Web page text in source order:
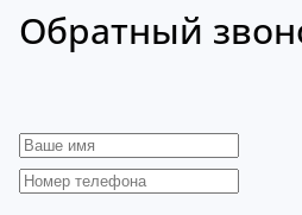
Обратный